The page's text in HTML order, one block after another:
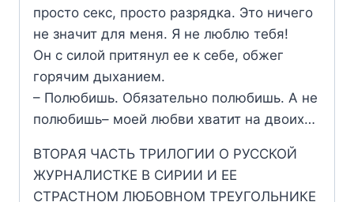
просто секс, просто разрядка. Это ничего
не значит для меня. Я не люблю тебя!
Он с силой притянул ее к себе, обжег
горячим дыханием.
– Полюбишь. Обязательно полюбишь. А не
полюбишь– моей любви хватит на двоих…
ВТОРАЯ ЧАСТЬ ТРИЛОГИИ О РУССКОЙ
ЖУРНАЛИСТКЕ В СИРИИ И ЕЕ
СТРАСТНОМ ЛЮБОВНОМ ТРЕУГОЛЬНИКЕ